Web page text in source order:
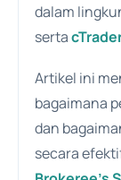
dalam
serta
Artikel ini
bagaimana
dan
secara